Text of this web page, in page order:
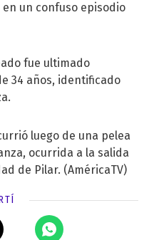
un confuso episodio
fue ultimado
34 años, identificado
luego de una pelea
ocurrida a la salida
de Pilar. (AméricaTV)